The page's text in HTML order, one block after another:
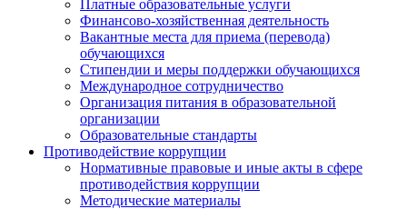
Платные образовательные услуги
Финансово-хозяйственная деятельность
Вакантные места для приема (перевода)
обучающихся
Стипендии и меры поддержки обучающихся
Международное сотрудничество
Организация питания в образовательной
организации
Образовательные стандарты
Противодействие коррупции
Нормативные правовые и иные акты в сфере
противодействия коррупции
Методические материалы